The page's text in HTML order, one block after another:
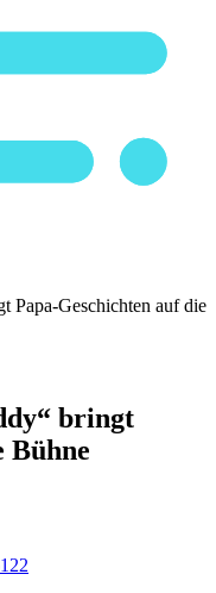
Papa-Geschichten auf die
bringt
Bühne